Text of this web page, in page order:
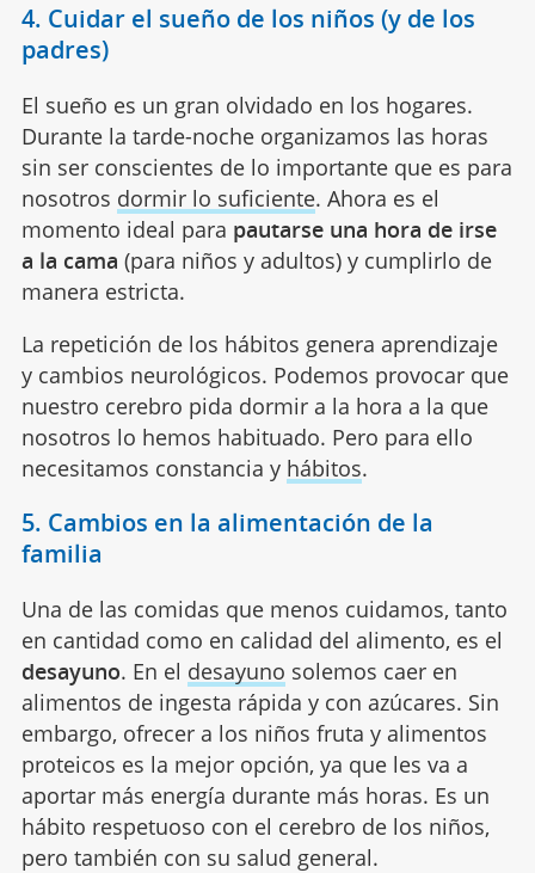
4. Cuidar el sueño de los niños (y de los
padres)
El sueño es un gran olvidado en los hogares.
Durante la tarde-noche organizamos las horas
sin ser conscientes de lo importante que es para
nosotros dormir lo suficiente. Ahora es el
momento ideal para pautarse una hora de irse
a la cama (para niños y adultos) y cumplirlo de
manera estricta.
La repetición de los hábitos genera aprendizaje
y cambios neurológicos. Podemos provocar que
nuestro cerebro pida dormir a la hora a la que
nosotros lo hemos habituado. Pero para ello
necesitamos constancia y hábitos.
5. Cambios en la alimentación de la
familia
Una de las comidas que menos cuidamos, tanto
en cantidad como en calidad del alimento, es el
desayuno. En el desayuno solemos caer en
alimentos de ingesta rápida y con azúcares. Sin
embargo, ofrecer a los niños fruta y alimentos
proteicos es la mejor opción, ya que les va a
aportar más energía durante más horas. Es un
hábito respetuoso con el cerebro de los niños,
pero también con su salud general.